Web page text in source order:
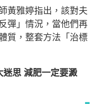
黃雅婷指出，該對夫
彈」情況，當他們再
質，整套方法「治標
迷思 減肥一定要澱